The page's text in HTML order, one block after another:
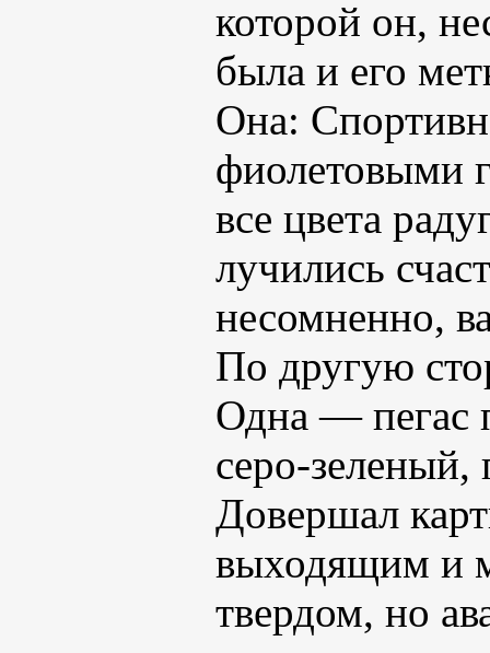
которой он,
была и его
Она:
фиолетовыми
все цвета
лучились
несомненно,
По другую
Одна — пегас
серо-
Довершал
выходящим и
твердом, но